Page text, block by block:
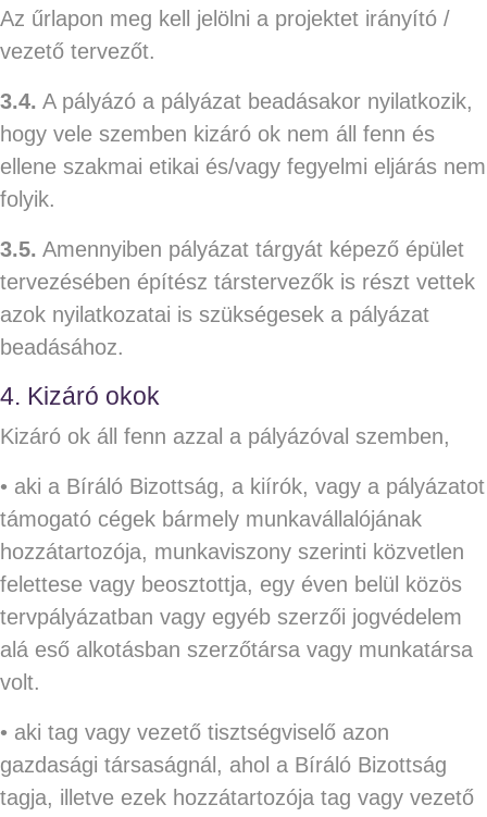
Az űrlapon meg kell jelölni a projektet irányító /
vezető tervezőt.
3.4. A pályázó a pályázat beadásakor nyilatkozik,
hogy vele szemben kizáró ok nem áll fenn és
ellene szakmai etikai és/vagy fegyelmi eljárás nem
folyik.
3.5. Amennyiben pályázat tárgyát képező épület
tervezésében építész társtervezők is részt vettek
azok nyilatkozatai is szükségesek a pályázat
beadásához.
4. Kizáró okok
Kizáró ok áll fenn azzal a pályázóval szemben,
• aki a Bíráló Bizottság, a kiírók, vagy a pályázatot
támogató cégek bármely munkavállalójának
hozzátartozója, munkaviszony szerinti közvetlen
felettese vagy beosztottja, egy éven belül közös
tervpályázatban vagy egyéb szerzői jogvédelem
alá eső alkotásban szerzőtársa vagy munkatársa
volt.
• aki tag vagy vezető tisztségviselő azon
gazdasági társaságnál, ahol a Bíráló Bizottság
tagja, illetve ezek hozzátartozója tag vagy vezető